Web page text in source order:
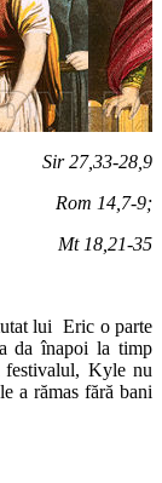
Sir 27,33-28,9
Rom 14,7-9;
Mt 18,21-35
lui Eric o parte
da înapoi la timp
festivalul, Kyle nu
a rămas fără bani